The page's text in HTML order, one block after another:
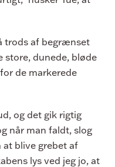
trods af begrænset
store, dunede, bløde
de markerede
og det gik rigtig
når man faldt, slog
at blive grebet af
lys ved jeg jo, at